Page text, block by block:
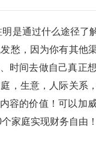
是通过什么途径了
愁，因为你有其他
时间去做自己真正
，生意，人际关系
容的价值！可以加
家庭实现财务自由